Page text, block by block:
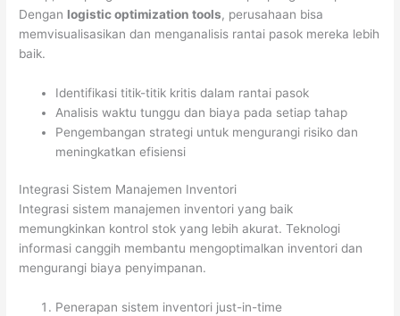
Dengan logistic optimization tools, perusahaan bisa
memvisualisasikan dan menganalisis rantai pasok mereka lebih
baik.
Identifikasi titik-titik kritis dalam rantai pasok
Analisis waktu tunggu dan biaya pada setiap tahap
Pengembangan strategi untuk mengurangi risiko dan
meningkatkan efisiensi
Integrasi Sistem Manajemen Inventori
Integrasi sistem manajemen inventori yang baik
memungkinkan kontrol stok yang lebih akurat. Teknologi
informasi canggih membantu mengoptimalkan inventori dan
mengurangi biaya penyimpanan.
Penerapan sistem inventori just-in-time